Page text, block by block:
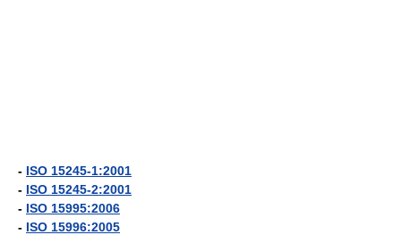
- ISO 15245-1:2001
- ISO 15245-2:2001
- ISO 15995:2006
- ISO 15996:2005